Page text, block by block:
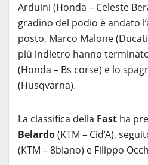
Arduini (Honda – Celeste
gradino del podio è andato
posto, Marco Malone (Ducati
più indietro hanno
(Honda – Bs corse) e lo
(Husqvarna).
La classifica della Fast ha
Belardo(KTM – Cid’A),
(KTM – 8biano) e Filippo